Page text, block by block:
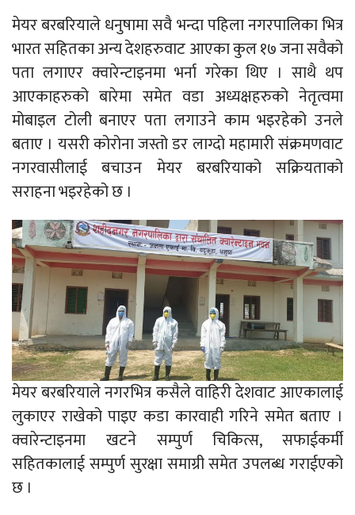
मेयर बरबरियाले धनुषामा सवै भन्दा पहिला नगरपालिका भित्र
भारत सहितका अन्य देशहरुवाट आएका कुल १७ जना सवैको
पता लगाएर क्वारेन्टाइनमा भर्ना गरेका थिए । साथै थप
आएकाहरुको बारेमा समेत वडा अध्यक्षहरुको नेतृत्वमा
मोबाइल टोली बनाएर पता लगाउने काम भइरहेको उनले
बताए । यसरी कोरोना जस्तो डर लाग्दो महामारी संक्रमणवाट
नगरवासीलाई बचाउन मेयर बरबरियाको सक्रियताको
सराहना भइरहेको छ ।
मेयर बरबरियाले नगरभित्र कसैले वाहिरी देशवाट आएकालाई
लुकाएर राखेको पाइए कडा कारवाही गरिने समेत बताए ।
क्वारेन्टाइनमा खटने सम्पुर्ण चिकित्स, सफाईकर्मी
सहितकालाई सम्पुर्ण सुरक्षा समाग्री समेत उपलब्ध गराईएको
छ ।